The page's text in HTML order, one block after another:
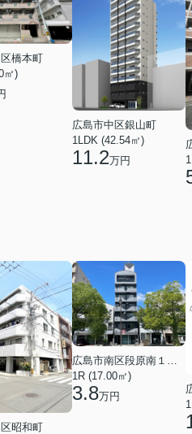
橋本町
㎡)
広島市中区銀山町
1LDK (42.54㎡)
11.2万円
昭和町
広島市南区段原南１丁目
1R (17.00㎡)
3.8万円